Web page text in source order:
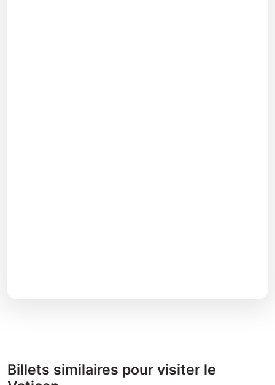
Billets similaires pour visiter le